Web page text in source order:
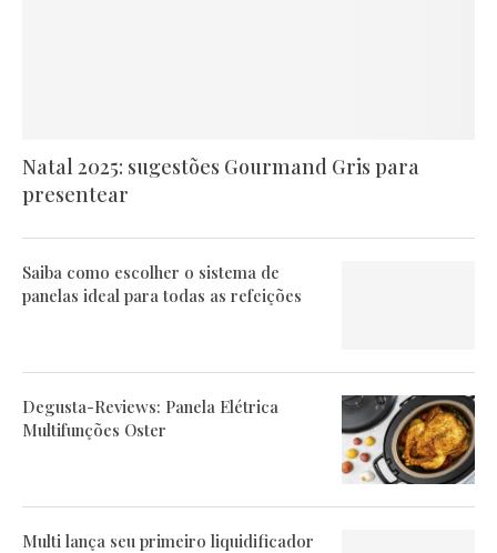
Natal 2025: sugestões Gourmand Gris para
presentear
Saiba como escolher o sistema de
panelas ideal para todas as refeições
Degusta-Reviews: Panela Elétrica
Multifunções Oster
Multi lança seu primeiro liquidificador